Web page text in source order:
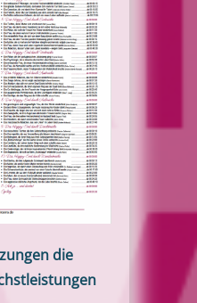
die